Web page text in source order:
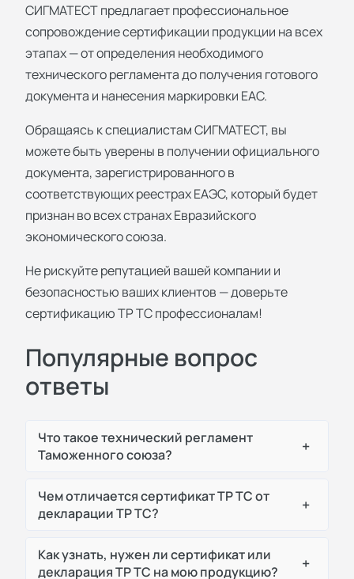
СИГМАТЕСТ предлагает профессиональное
сопровождение сертификации продукции на всех
этапах — от определения необходимого
технического регламента до получения готового
документа и нанесения маркировки ЕАС.
Обращаясь к специалистам СИГМАТЕСТ, вы
можете быть уверены в получении официального
документа, зарегистрированного в
соответствующих реестрах ЕАЭС, который будет
признан во всех странах Евразийского
экономического союза.
Не рискуйте репутацией вашей компании и
безопасностью ваших клиентов — доверьте
сертификацию ТР ТС профессионалам!
Популярные вопрос
ответы
Что такое технический регламент
Таможенного союза?
+
Чем отличается сертификат ТР ТС от
декларации ТР ТС?
+
Как узнать, нужен ли сертификат или
декларация ТР ТС на мою продукцию?
+